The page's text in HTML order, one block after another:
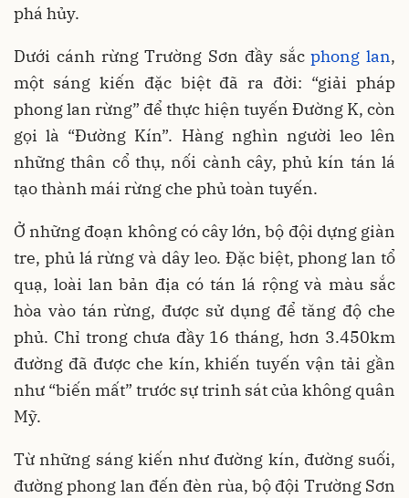
phá hủy.
Dưới cánh rừng Trường Sơn đầy sắcphong lan,
một sáng kiến đặc biệt đã ra đời: “giải pháp
phong lan rừng” để thực hiện tuyến Đường K, còn
gọi là “Đường Kín”. Hàng nghìn người leo lên
những thân cổ thụ, nối cành cây, phủ kín tán lá
tạo thành mái rừng che phủ toàn tuyến.
Ở những đoạn không có cây lớn, bộ đội dựng giàn
tre, phủ lá rừng và dây leo. Đặc biệt, phong lan tổ
quạ, loài lan bản địa có tán lá rộng và màu sắc
hòa vào tán rừng, được sử dụng để tăng độ che
phủ. Chỉ trong chưa đầy 16 tháng, hơn 3.450km
đường đã được che kín, khiến tuyến vận tải gần
như “biến mất” trước sự trinh sát của không quân
Mỹ.
Từ những sáng kiến như đường kín, đường suối,
đường phong lan đến đèn rùa, bộ đội Trường Sơn